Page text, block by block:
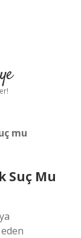
mu
Suç Mu